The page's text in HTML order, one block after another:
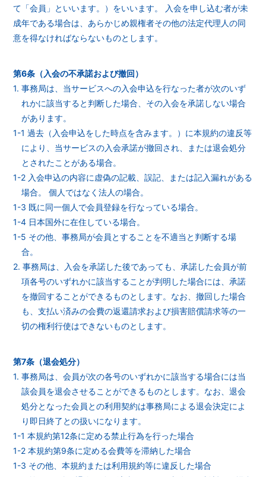
て「会員」といいます。）をいいます。 入会を申し込む者が未
成年である場合は、あらかじめ親権者その他の法定代理人の同
意を得なければならないものとします。
第6条（入会の不承諾および撤回）
1. 事務局は、当サービスへの入会申込を行なった者が次のいず
れかに該当すると判断した場合、その入会を承諾しない場合
があります。
1-1 過去（入会申込をした時点を含みます。）に本規約の違反等
により、当サービスの入会承諾が撤回され、または退会処分
とされたことがある場合。
1-2 入会申込の内容に虚偽の記載、誤記、または記入漏れがある
場合。 個人ではなく法人の場合。
1-3 既に同一個人で会員登録を行なっている場合。
1-4 日本国外に在住している場合。
1-5 その他、事務局が会員とすることを不適当と判断する場
合。
2. 事務局は、入会を承諾した後であっても、承諾した会員が前
項各号のいずれかに該当することが判明した場合には、承諾
を撤回することができるものとします。なお、撤回した場合
も、支払い済みの会費の返還請求および損害賠償請求等の一
切の権利行使はできないものとします。
第7条（退会処分）
1. 事務局は、会員が次の各号のいずれかに該当する場合には当
該会員を退会させることができるものとします。なお、退会
処分となった会員との利用契約は事務局による退会決定によ
り即日終了との扱いになります。
1-1 本規約第12条に定める禁止行為を行った場合
1-2 本規約第9条に定める会費等を滞納した場合
1-3 その他、本規約または利用規約等に違反した場合